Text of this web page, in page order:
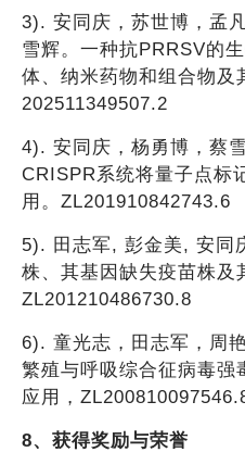
3). 安同庆，苏世博，孟
雪辉。一种抗PRRSV的
体、纳米药物和组合物及
202511349507.2
4). 安同庆，杨勇博，蔡
CRISPR系统将量子点标
用。ZL201910842743.6
5). 田志军, 彭金美, 安同
株、其基因缺失疫苗株及
ZL201210486730.8
6). 童光志，田志军，周
繁殖与呼吸综合征病毒强
应用，
8、获得奖励与荣誉